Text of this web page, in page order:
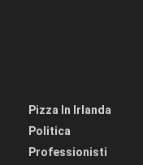
Pizza In Irlanda
Politica
Professionisti